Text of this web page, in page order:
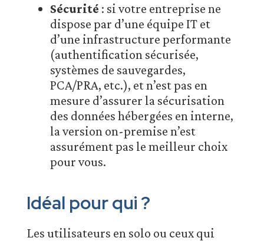
Sécurité : si votre entreprise ne
dispose par d’une équipe IT et
d’une infrastructure performante
(authentification sécurisée,
systèmes de sauvegardes,
PCA/PRA, etc.), et n’est pas en
mesure d’assurer la sécurisation
des données hébergées en interne,
la version on-premise n’est
assurément pas le meilleur choix
pour vous.
Idéal pour qui ?
Les utilisateurs en solo ou ceux qui